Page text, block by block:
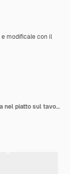
e modificale con il
Direttamente sopra la torta con la cannella nel piatto sul tavolo